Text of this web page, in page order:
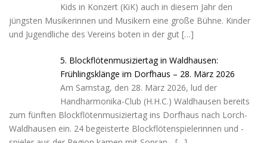
Kids in Konzert (KiK) auch in diesem Jahr den
jüngsten Musikerinnen und Musikern eine große Bühne. Kinder
und Jugendliche des Vereins boten in der gut […]
5. Blockflötenmusiziertag in Waldhausen:
Frühlingsklänge im Dorfhaus – 28. März 2026
Am Samstag, den 28. März 2026, lud der
Handharmonika-Club (H.H.C.) Waldhausen bereits
zum fünften Blockflötenmusiziertag ins Dorfhaus nach Lorch-
Waldhausen ein. 24 begeisterte Blockflötenspielerinnen und -